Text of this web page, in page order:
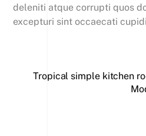
deleniti atque corrupti quos
excepturi sint occaecati
Tropical simple kitchen